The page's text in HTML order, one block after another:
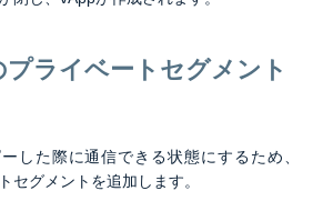
ライベートセグメント
した際に通信できる状態にするため、
セグメントを追加します。